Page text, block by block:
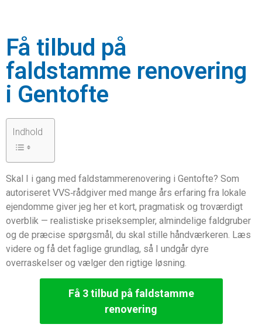
Få tilbud på
faldstamme renovering
i Gentofte
Indhold
Skal I i gang med faldstamme­renovering i Gentofte? Som
autoriseret VVS‑rådgiver med mange års erfaring fra lokale
ejendomme giver jeg her et kort, pragmatisk og troværdigt
overblik — realistiske priseksempler, almindelige faldgruber
og de præcise spørgsmål, du skal stille håndværkeren. Læs
videre og få det faglige grundlag, så I undgår dyre
overraskelser og vælger den rigtige løsning.
Få 3 tilbud på faldstamme
renovering